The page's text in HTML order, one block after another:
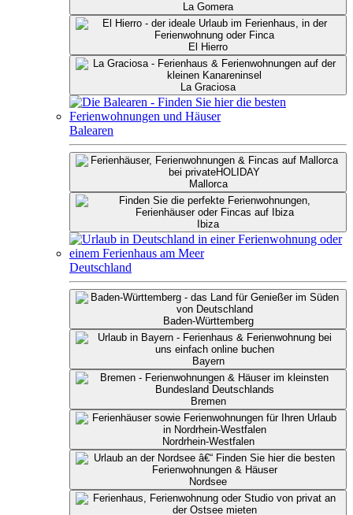
La Gomera
El Hierro
La Graciosa
Balearen
Mallorca
Ibiza
Deutschland
Baden-Württemberg
Bayern
Bremen
Nordrhein-Westfalen
Nordsee